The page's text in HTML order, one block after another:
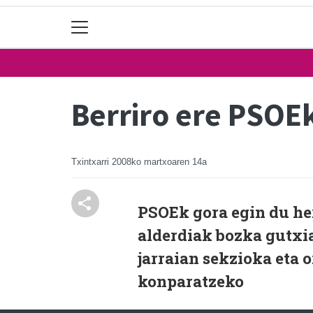
Berriro ere
Txintxarri 2008ko martxoaren 14a
PSOEk gora egin du
alderdiak bozka
jarraian sekzioka eta
konparatzeko